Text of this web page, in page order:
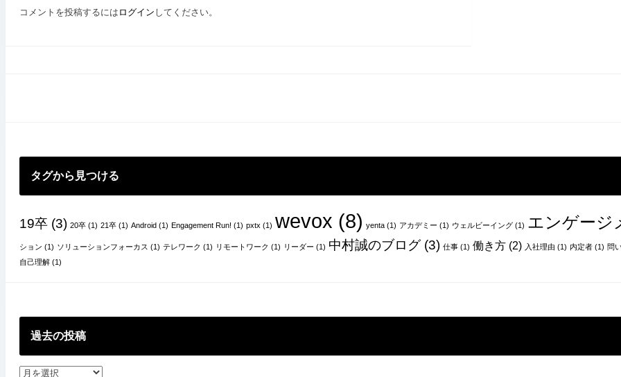
ー
コメントを投稿するには ログイン してください。
タグから見つける
19卒(3) 20卒(1) 21卒(1) Android(1) Engagement Run! (1) pxtx (1) wevox (8) yenta(1) アカデミー (1) ウェルビーイング(1) エンゲージ
ション (1) ソリューションフォーカス (1) テレワーク (1) リモートワーク (1) リーダー (1) 中村誠のブログ(3) 仕事(1) 働き方(2) 入社理由 (1) 内定者(1) 問
自己理解(1)
過去の投稿
過